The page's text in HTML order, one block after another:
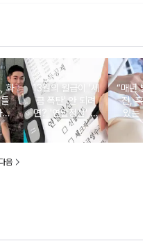
화
13월의 월급이 '세
금 폭탄' 안 되려
면? '연말정산' 핵
심 꿀팁 A to Z
“매년 받
진, 혹시
있는 건
요?”
다음